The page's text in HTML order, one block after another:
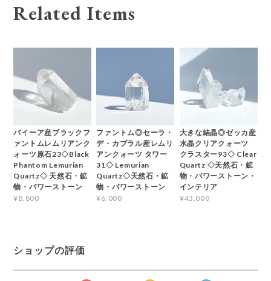
Related Items
バイーア産ブラックフ
ァントムレムリアンク
ォーツ原石23◇Black
Phantom Lemurian
Quartz◇ 天然石・鉱
物・パワーストーン
¥8,800
ファントム◎セーラ・
デ・カブラル産レムリ
アンクォーツ タワー
31◇ Lemurian
Quartz◇天然石・鉱
物・パワーストーン
¥6,000
大きな結晶◎ゼッカ産
水晶クリアクォーツ
クラスター93◇ Clear
Quartz ◇天然石・鉱
物・パワーストーン・
インテリア
¥43,000
ショップの評価